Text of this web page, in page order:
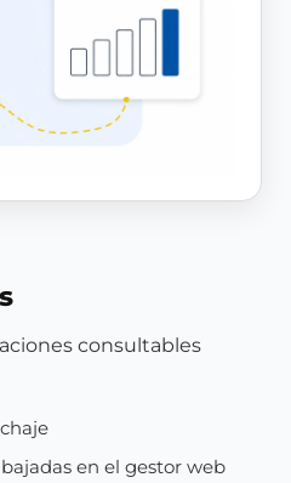
consultables
en el gestor web